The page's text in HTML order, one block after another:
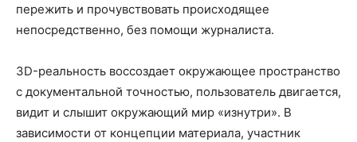
пережить и прочувствовать происходящее
непосредственно, без помощи журналиста.
3D-реальность воссоздает окружающее пространство
с документальной точностью, пользователь двигается,
видит и слышит окружающий мир «изнутри». В
зависимости от концепции материала, участник